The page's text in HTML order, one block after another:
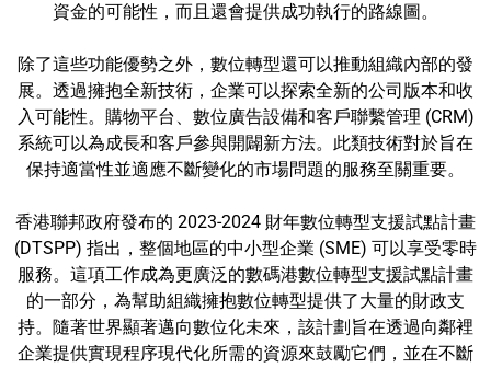
資金的可能性，而且還會提供成功執行的路線圖。
除了這些功能優勢之外，數位轉型還可以推動組織內部的發
展。透過擁抱全新技術，企業可以探索全新的公司版本和收
入可能性。購物平台、數位廣告設備和客戶聯繫管理 (CRM)
系統可以為成長和客戶參與開闢新方法。此類技術對於旨在
保持適當性並適應不斷變化的市場問題的服務至關重要。
香港聯邦政府發布的 2023-2024 財年數位轉型支援試點計畫
(DTSPP) 指出，整個地區的中小型企業 (SME) 可以享受零時
服務。這項工作成為更廣泛的數碼港數位轉型支援試點計畫
的一部分，為幫助組織擁抱數位轉型提供了大量的財政支
持。隨著世界顯著邁向數位化未來，該計劃旨在透過向鄰裡
企業提供實現程序現代化所需的資源來鼓勵它們，並在不斷